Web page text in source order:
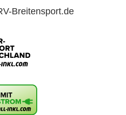
Breitensport.de